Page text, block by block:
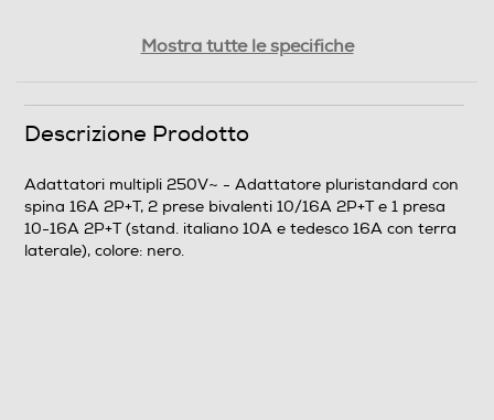
Informazioni sulla sicurezza del prodotto
Clicca qui
Mostra tutte le specifiche
Descrizione Prodotto
Adattatori multipli 250V~ - Adattatore pluristandard con
spina 16A 2P+T, 2 prese bivalenti 10/16A 2P+T e 1 presa
10-16A 2P+T (stand. italiano 10A e tedesco 16A con terra
laterale), colore: nero.